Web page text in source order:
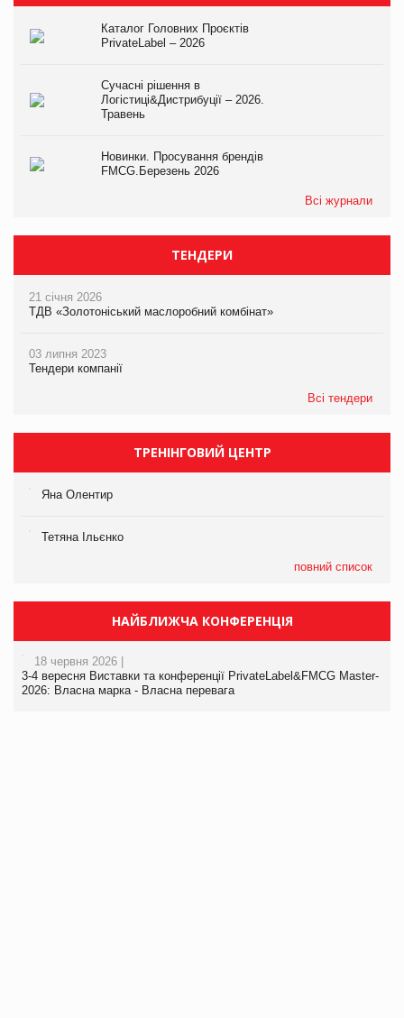
Каталог Головних Проєктів
PrivateLabel – 2026
Сучасні рішення в
Логістиці&Дистрибуції – 2026.
Травень
Новинки. Просування брендів
FMCG.Березень 2026
Всі журнали
ТЕНДЕРИ
21 січня 2026
ТДВ «Золотоніський маслоробний комбінат»
03 липня 2023
Тендери компанії
Всі тендери
ТРЕНІНГОВИЙ ЦЕНТР
Яна Олентир
Тетяна Ільєнко
повний список
НАЙБЛИЖЧА КОНФЕРЕНЦІЯ
18 червня 2026 |
3-4 вересня Виставки та конференції PrivateLabel&FMCG Master-
2026: Власна марка - Власна перевага